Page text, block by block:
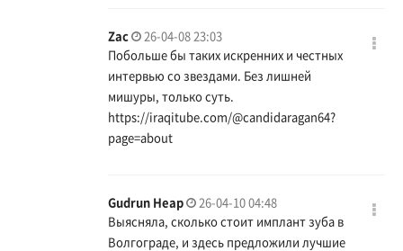
Zac
26-04-08 23:03
Побольше бы таких искренних и честных
интервью со звездами. Без лишней
мишуры, только суть.
https://iraqitube.com/@candidaragan64?
page=about
Gudrun Heap
26-04-10 04:48
Выясняла, сколько стоит имплант зуба в
Волгограде, и здесь предложили лучшие